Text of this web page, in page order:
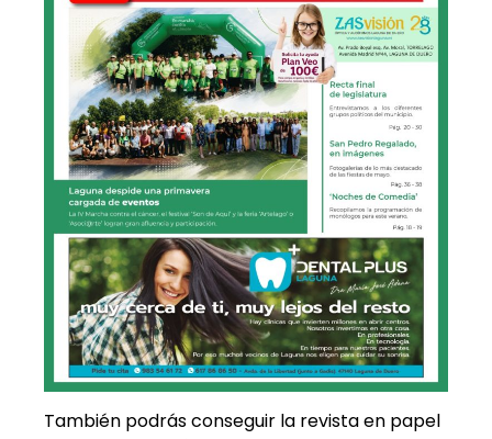
También podrás conseguir la revista en papel